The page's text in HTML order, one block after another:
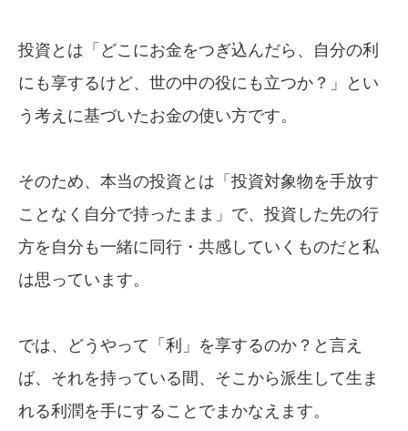
投資とは「どこにお金をつぎ込んだら、自分の利
にも享するけど、世の中の役にも立つか？」とい
う考えに基づいたお金の使い方です。
そのため、本当の投資とは「投資対象物を手放す
ことなく自分で持ったまま」で、投資した先の行
方を自分も一緒に同行・共感していくものだと私
は思っています。
では、どうやって「利」を享するのか？と言え
ば、それを持っている間、そこから派生して生ま
れる利潤を手にすることでまかなえます。